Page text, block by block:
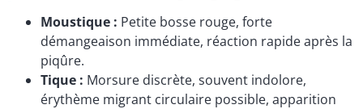
Moustique : Petite bosse rouge, forte
démangeaison immédiate, réaction rapide après la
piqûre.
Tique : Morsure discrète, souvent indolore,
érythème migrant circulaire possible, apparition